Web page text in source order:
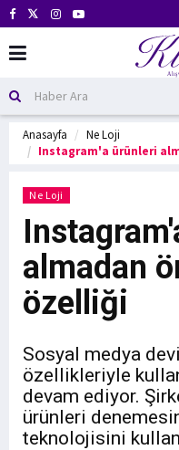
Anasayfa
Ne Loji
Instagram'a ürünleri
Ne Loji
almadan
özelliği
Sosyal medya
özellikleriyle
devam ediyor.
ürünleri
teknolojisini